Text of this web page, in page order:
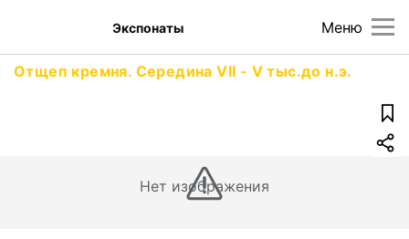
Меню
Экспонаты
Отщеп кремня. Середина VII - V тыс.до н.э.
Нет изображения